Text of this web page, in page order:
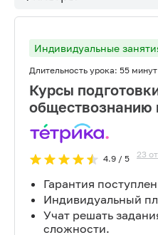
Индивидуальные
Длительность урока: 55 минут
Курсы
обществознанию
4.9/ 5 23
Гарантия
Индивидуальный
Учат решать
сложности.